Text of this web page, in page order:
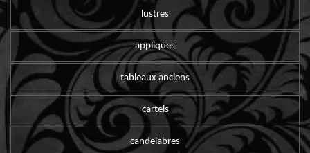
lustres
appliques
tableaux anciens
cartels
candelabres